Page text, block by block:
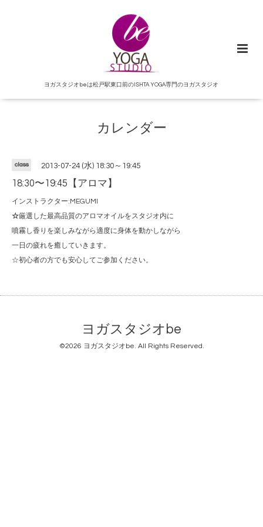
ヨガスタジオbeは松戸駅東口前のISHTA YOGA専門のヨガスタジオ
カレンダー
class 2013-07-24 (水) 18:30～19:45
18:30〜19:45【アロマ】
インストラクター:MEGUMI
☆厳選した最高品質のアロマオイルをスタジオ内に
噴霧し香りを楽しみながら適度に身体を動かしながら
一日の疲れを癒していきます。
☆初心者の方でも安心してご参加ください。
ヨガスタジオbe
©2026 ヨガスタジオbe. All Rights Reserved.